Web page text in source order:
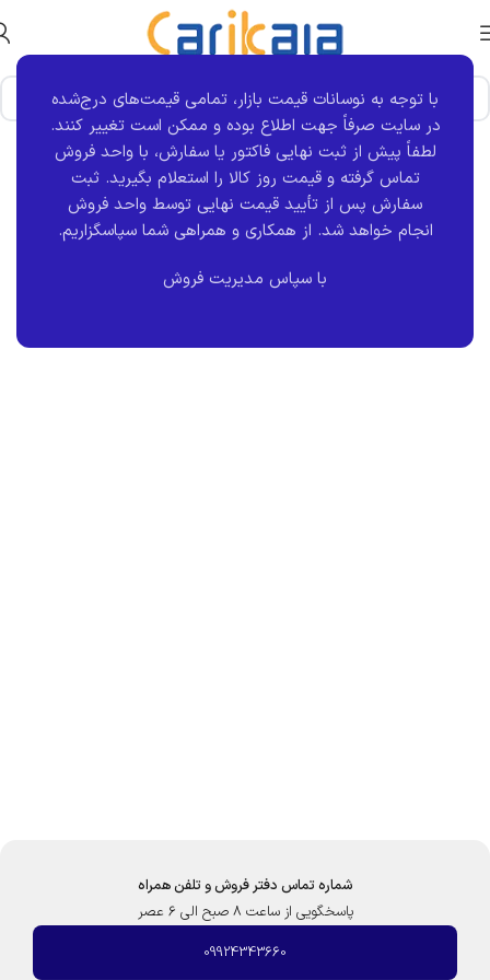
با توجه به نوسانات قیمت بازار، تمامی قیمت‌های درج‌شده
در سایت صرفاً جهت اطلاع بوده و ممکن است تغییر کنند.
لطفاً پیش از ثبت نهایی فاکتور یا سفارش، با واحد فروش
تماس گرفته و قیمت روز کالا را استعلام بگیرید. ثبت
سفارش پس از تأیید قیمت نهایی توسط واحد فروش
انجام خواهد شد. از همکاری و همراهی شما سپاسگزاریم.
با سپاس مدیریت فروش
شماره های تماس
شماره تماس ساعات کاری :
12:30 و 15 تا
ایمیل
شماره تماس دفتر فروش و تلفن همراه
پاسخگویی از ساعت 8 صبح الی 6 عصر
09924343660